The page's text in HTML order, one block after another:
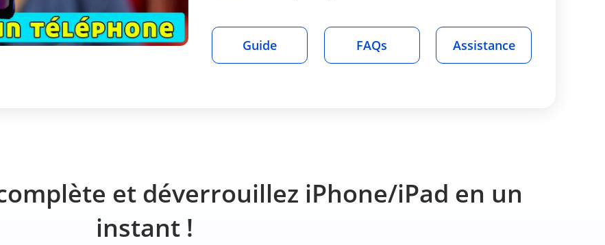
Guide FAQs Assistance
et déverrouillez iPhone/iPad en un
instant !